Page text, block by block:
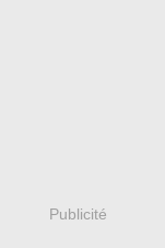
Publicité